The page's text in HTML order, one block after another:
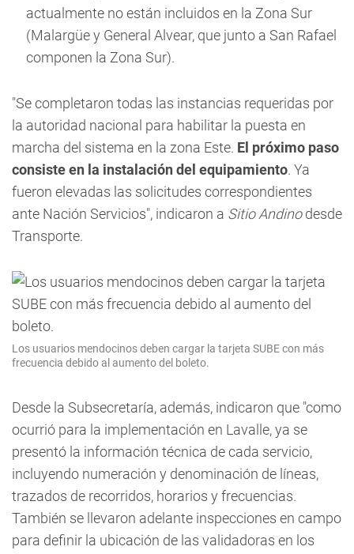
actualmente no están incluidos en la Zona Sur
(Malargüe y General Alvear, que junto a San Rafael
componen la Zona Sur).
"Se completaron todas las instancias requeridas por
la autoridad nacional para habilitar la puesta en
marcha del sistema en la zona Este. El próximo paso
consiste en la instalación del equipamiento. Ya
fueron elevadas las solicitudes correspondientes
ante Nación Servicios", indicaron a Sitio Andinodesde
Transporte.
Los usuarios mendocinos deben cargar la tarjeta SUBE con más
frecuencia debido al aumento del boleto.
Desde la Subsecretaría, además, indicaron que "como
ocurrió para la implementación en Lavalle, ya se
presentó la información técnica de cada servicio,
incluyendo numeración y denominación de líneas,
trazados de recorridos, horarios y frecuencias.
También se llevaron adelante inspecciones en campo
para definir la ubicación de las validadoras en los